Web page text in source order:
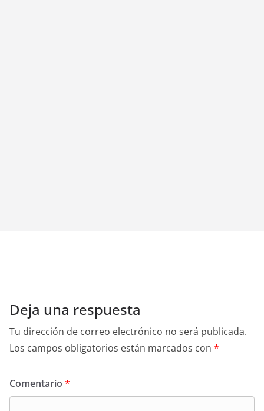
Deja una respuesta
Tu dirección de correo electrónico no será publicada.
Los campos obligatorios están marcados con *
Comentario *